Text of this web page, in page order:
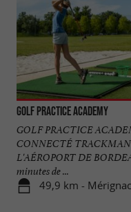
Golf Practice Academy
GOLF PRACTICE
CONNECTÉ
L'AÉROPORT DE
minutes de ...
49,9 km - Mérignac